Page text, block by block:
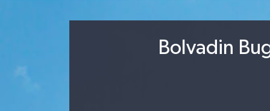
Bolvadin
Süper Lig Puan Durumu ve Fikstür